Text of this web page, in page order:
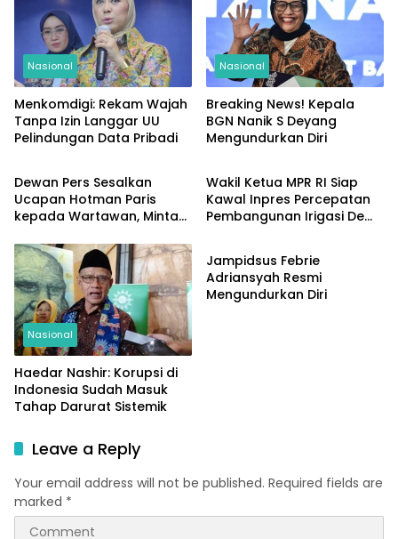
Nasional
Menkomdigi: Rekam Wajah
Tanpa Izin Langgar UU
Pelindungan Data Pribadi
Nasional
Breaking News! Kepala
BGN Nanik S Deyang
Mengundurkan Diri
Nasional
Dewan Pers Sesalkan
Ucapan Hotman Paris
kepada Wartawan, Minta
Jurnalistik
Nasional
Wakil Ketua MPR RI Siap
Kawal Inpres Percepatan
Pembangunan Irigasi Demi
Nasional
Haedar Nashir: Korupsi di
Indonesia Sudah Masuk
Tahap Darurat Sistemik
Nasional
Jampidsus Febrie
Adriansyah Resmi
Mengundurkan Diri
Leave a Reply
Your email address will not be published. Required fields are
marked *